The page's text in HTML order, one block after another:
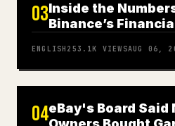
03Inside the
Binance’s
ENGLISH 253.1K VIEWSAUG 06,
04eBay's Board Said